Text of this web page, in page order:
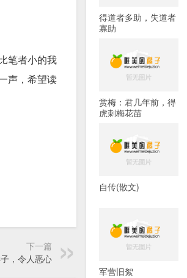
笔者小的我
声，希望读
下一篇
，令人恶心
得道者多助，失道者
寡助
赏梅：君几年前，得
虎刺梅花苗
自传(散文)
军营旧絮